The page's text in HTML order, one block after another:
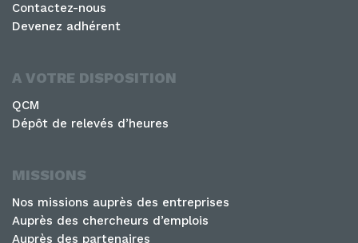
Contactez-nous
Devenez adhérent
A VOTRE DISPOSITION
QCM
Dépôt de relevés d’heures
MISSIONS
Nos missions auprès des entreprises
Auprès des chercheurs d’emplois
Auprès des partenaires